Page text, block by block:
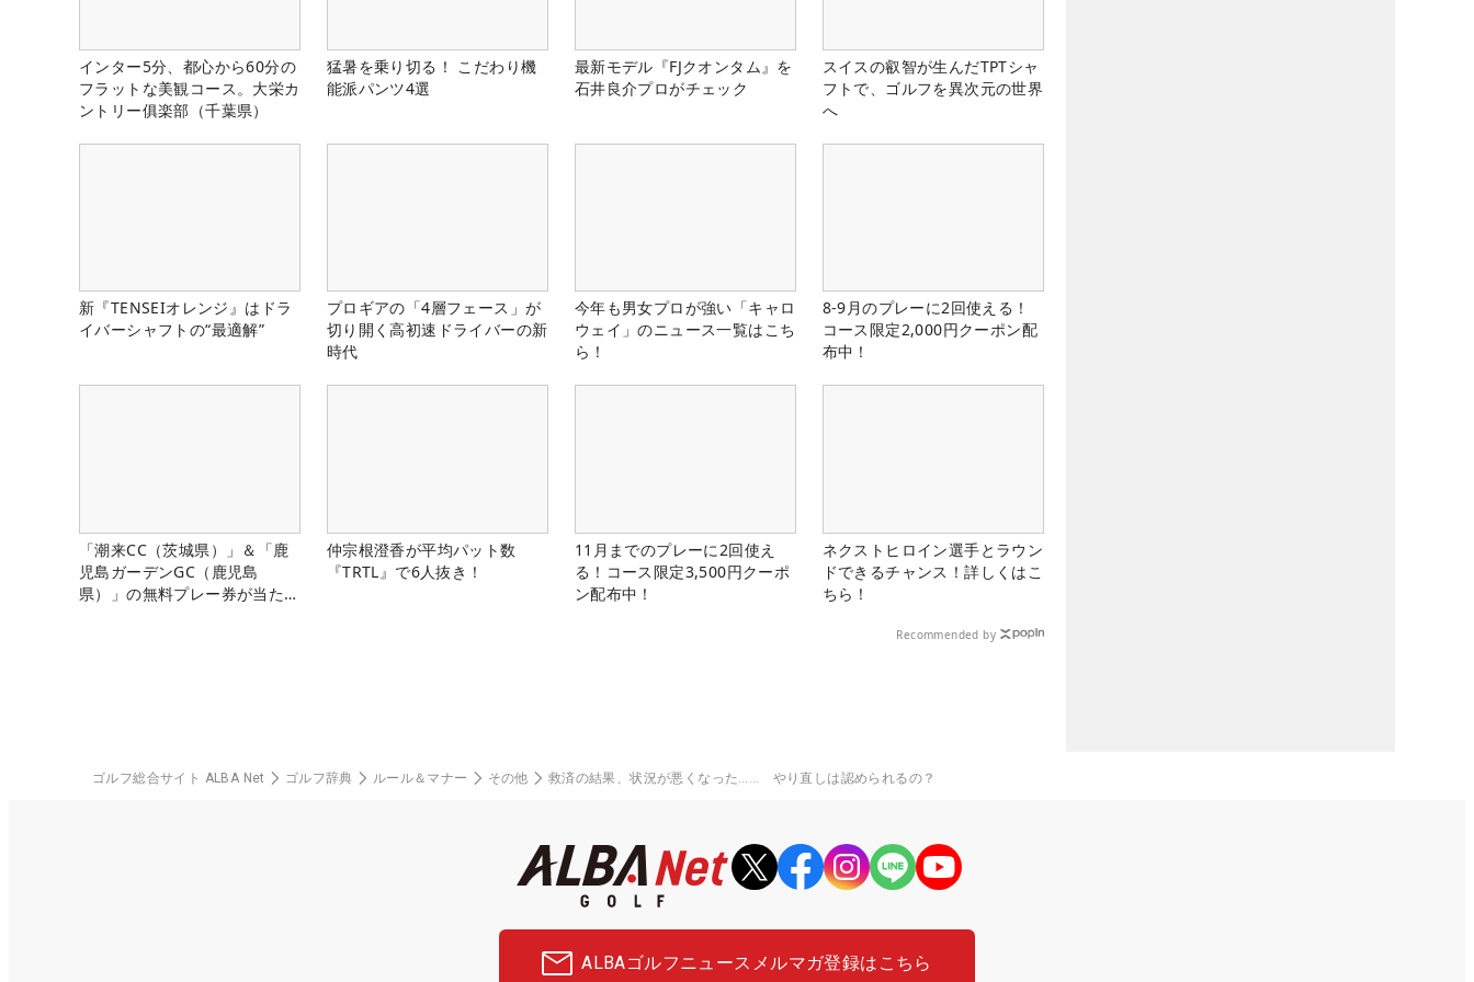
インター5分、都心から60分の
フラットな美観コース。大栄カ
ントリー俱楽部（千葉県）
猛暑を乗り切る！ こだわり機
能派パンツ4選
最新モデル『FJクオンタム』を
石井良介プロがチェック
スイスの叡智が生んだTPTシャ
フトで、ゴルフを異次元の世界
へ
新『TENSEIオレンジ』はドラ
イバーシャフトの“最適解”
プロギアの「4層フェース」が
切り開く高初速ドライバーの新
時代
今年も男女プロが強い「キャロ
ウェイ」のニュース一覧はこち
ら！
8-9月のプレーに2回使える！
コース限定2,000円クーポン配
布中！
「潮来CC（茨城県）」＆「鹿
児島ガーデンGC（鹿児島
県）」の無料プレー券が当た
仲宗根澄香が平均パット数
『TRTL』で6人抜き！
11月までのプレーに2回使え
る！コース限定3,500円クーポ
ン配布中！
ネクストヒロイン選手とラウン
ドできるチャンス！詳しくはこ
ちら！
Recommended by
ゴルフ総合サイト ALBA Net ゴルフ辞典 ルール＆マナー その他 救済の結果、状況が悪くなった…… やり直しは認められるの？
ALBAゴルフニュース メルマガ登録はこちら